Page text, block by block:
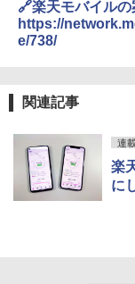
🔗楽天モバイルの
https://
e/738/
関連記事
連
楽
に